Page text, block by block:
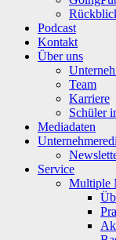
Podcast
Kontakt
Über uns
Team
Karriere
Schüler
Mediadaten
Service
Multiple